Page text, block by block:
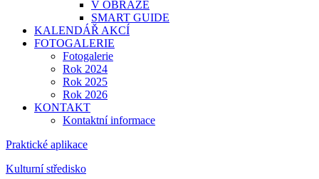
V OBRAZE
SMART GUIDE
KALENDÁŘ AKCÍ
FOTOGALERIE
Fotogalerie
Rok 2024
Rok 2025
Rok 2026
KONTAKT
Kontaktní informace
Praktické aplikace
Kulturní středisko